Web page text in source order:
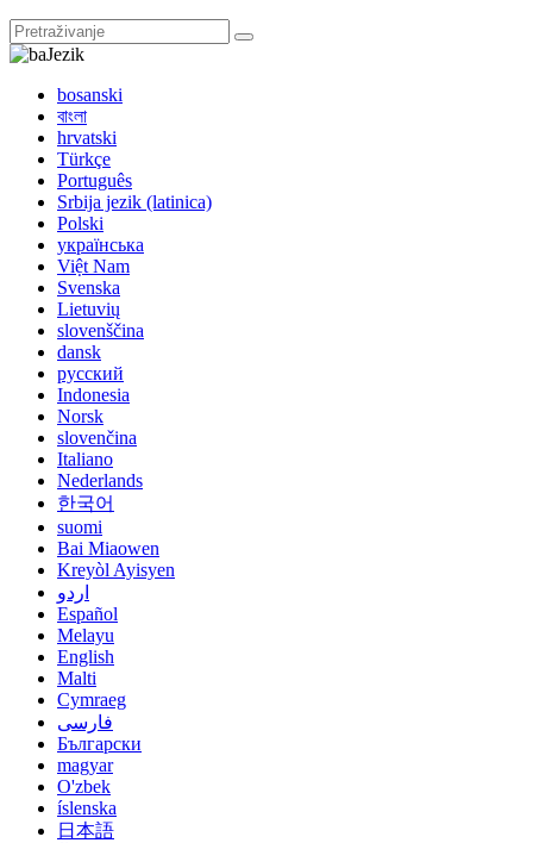
Jezik
bosanski
বাংলা
hrvatski
Türkçe
Português
Srbija jezik (latinica)
Polski
українська
Việt Nam
Svenska
Lietuvių
slovenščina
dansk
русский
Indonesia
Norsk
slovenčina
Italiano
Nederlands
한국어
suomi
Bai Miaowen
Kreyòl Ayisyen
اردو
Español
Melayu
English
Malti
Cymraeg
فارسی
Български
magyar
O'zbek
íslenska
日本語